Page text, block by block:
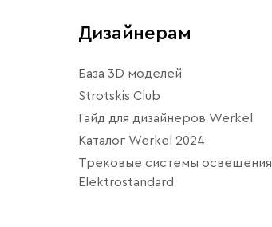
Дизайнерам
База 3D моделей
Strotskis Club
Гайд для дизайнеров Werkel
Каталог Werkel 2024
Трековые системы освещения
Elektrostandard